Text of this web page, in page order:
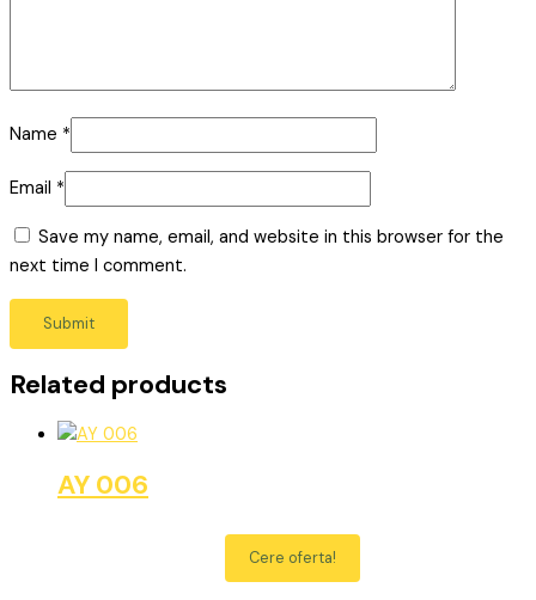
Name *
Email *
Save my name, email, and website in this browser for the
next time I comment.
Related products
AY 006
Cere oferta!